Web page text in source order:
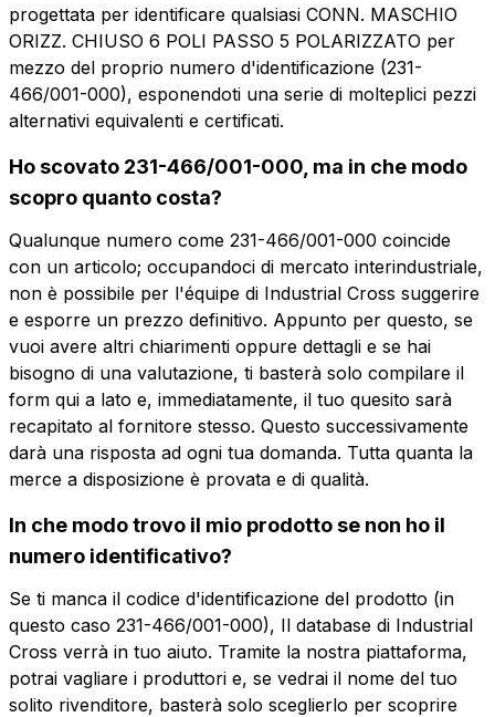
Vuoi ricevere
più informazioni?
Nome
Telefono
Email
Azienda
Ruolo
informazioni?
Compila il form per richiedere un preventivo
CMP106-5-HP
CONN. MASCHIO ORIZZ. CHIUSO 6 POLI
PASSO 5 POLARIZZATO
Nome Telefono
Email
Azienda Ruolo
progettata per identificare qualsiasi CONN. MASCHIO
ORIZZ. CHIUSO 6 POLI PASSO 5 POLARIZZATO per
mezzo del proprio numero d'identificazione (231-
466/001-000), esponendoti una serie di molteplici pezzi
alternativi equivalenti e certificati.
Ho scovato 231-466/001-000, ma in che modo
scopro quanto costa?
Qualunque numero come 231-466/001-000 coincide
con un articolo; occupandoci di mercato interindustriale,
non è possibile per l'équipe di Industrial Cross suggerire
e esporre un prezzo definitivo. Appunto per questo, se
vuoi avere altri chiarimenti oppure dettagli e se hai
bisogno di una valutazione, ti basterà solo compilare il
form qui a lato e, immediatamente, il tuo quesito sarà
recapitato al fornitore stesso. Questo successivamente
darà una risposta ad ogni tua domanda. Tutta quanta la
merce a disposizione è provata e di qualità.
In che modo trovo il mio prodotto se non ho il
numero identificativo?
Se ti manca il codice d'identificazione del prodotto (in
questo caso 231-466/001-000), Il database di Industrial
Cross verrà in tuo aiuto. Tramite la nostra piattaforma,
potrai vagliare i produttori e, se vedrai il nome del tuo
solito rivenditore, basterà solo sceglierlo per scoprire